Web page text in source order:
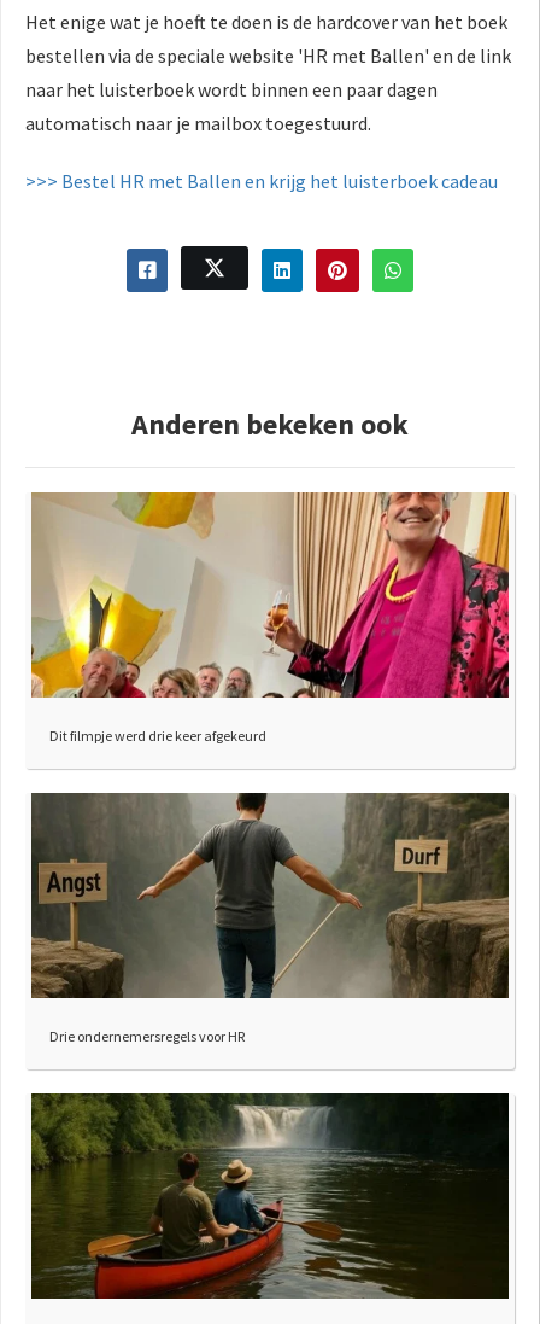
Het enige wat je hoeft te doen is de hardcover van het boek
bestellen via de speciale website 'HR met Ballen' en de link
naar het luisterboek wordt binnen een paar dagen
automatisch naar je mailbox toegestuurd.
>>> Bestel HR met Ballen en krijg het luisterboek cadeau
Anderen bekeken ook
Dit filmpje werd drie keer afgekeurd
Drie ondernemersregels voor HR